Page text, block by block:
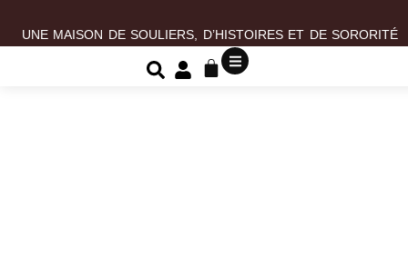
UNE MAISON DE SOULIERS, D’HISTOIRES ET DE SORORITÉ